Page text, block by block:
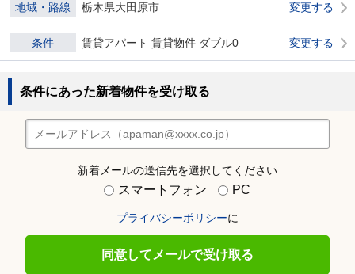
地域・路線 栃木県大田原市 変更する
条件 賃貸アパート 賃貸物件 ダブル0 変更する
条件にあった新着物件を受け取る
新着メールの送信先を選択してください
スマートフォン PC
プライバシーポリシーに
同意してメールで受け取る